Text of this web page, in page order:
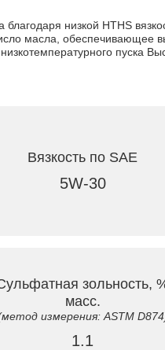
низкой HTHS
масла, обеспечивающее
низкотемпературного
Вязкость по SAE
5W-30
зольность,
масс.
измерения: ASTM
1.1